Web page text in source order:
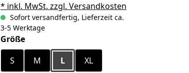
* inkl. MwSt. zzgl. Versandkosten
Sofort versandfertig, Lieferzeit ca.
3-5 Werktage
Größeauswählen
S
M L XL